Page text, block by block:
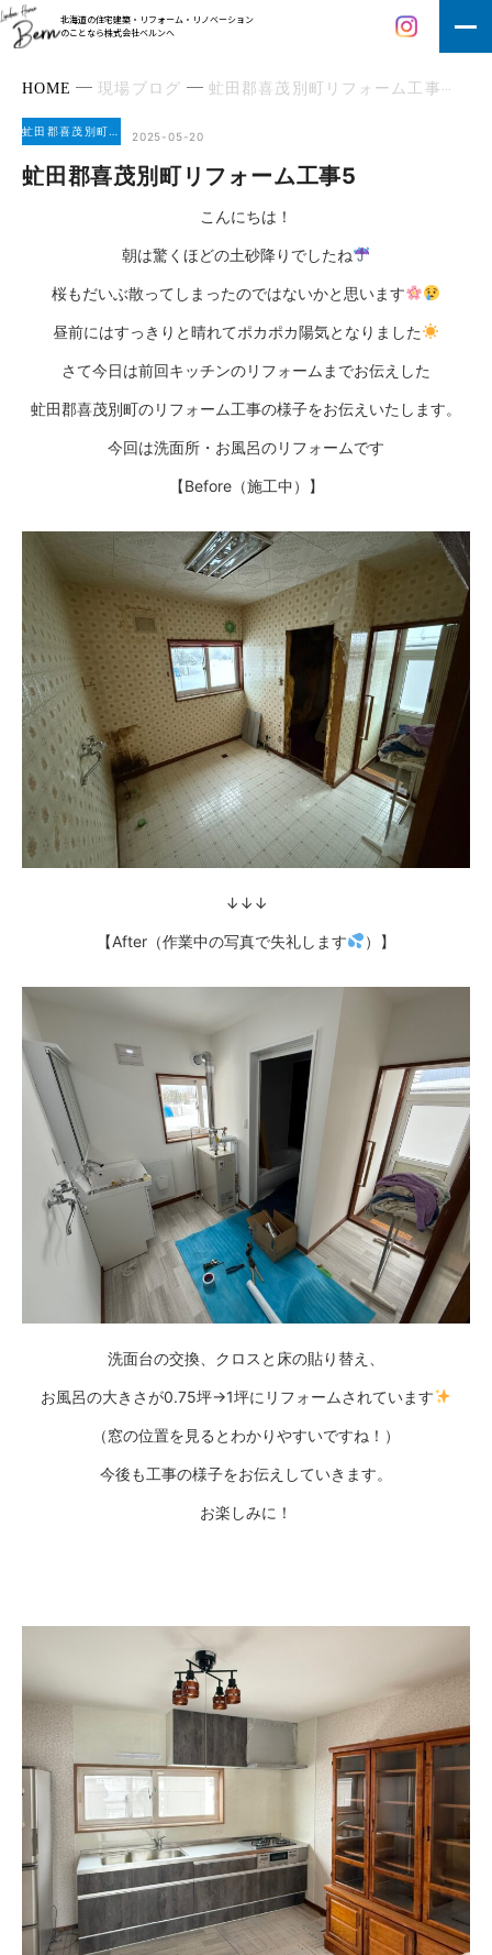
北海道の住宅建築・リフォーム・リノベーション
のことなら株式会社ベルンへ
HOME 現場ブログ 虻田郡喜茂別町リフォーム工事
虻田郡喜茂別町リフォーム工事 2025-05-20
虻田郡喜茂別町リフォーム工事5
こんにちは！
朝は驚くほどの土砂降りでしたね
桜もだいぶ散ってしまったのではないかと思います
昼前にはすっきりと晴れてポカポカ陽気となりました
さて今日は前回キッチンのリフォームまでお伝えした
虻田郡喜茂別町のリフォーム工事の様子をお伝えいたします。
今回は洗面所・お風呂のリフォームです
【Before（施工中）】
↓↓↓
【After（作業中の写真で失礼します ）】
洗面台の交換、クロスと床の貼り替え、
お風呂の大きさが0.75坪→1坪にリフォームされています
（窓の位置を見るとわかりやすいですね！）
今後も工事の様子をお伝えしていきます。
お楽しみに！